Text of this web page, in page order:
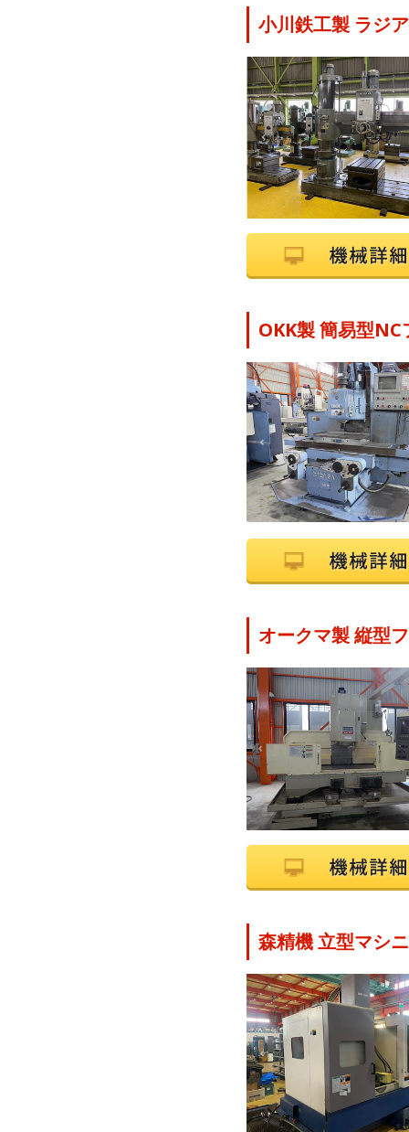
小川鉄工製 ラジ
OKK製 簡易型
オークマ製 縦型
森精機 立型マシ